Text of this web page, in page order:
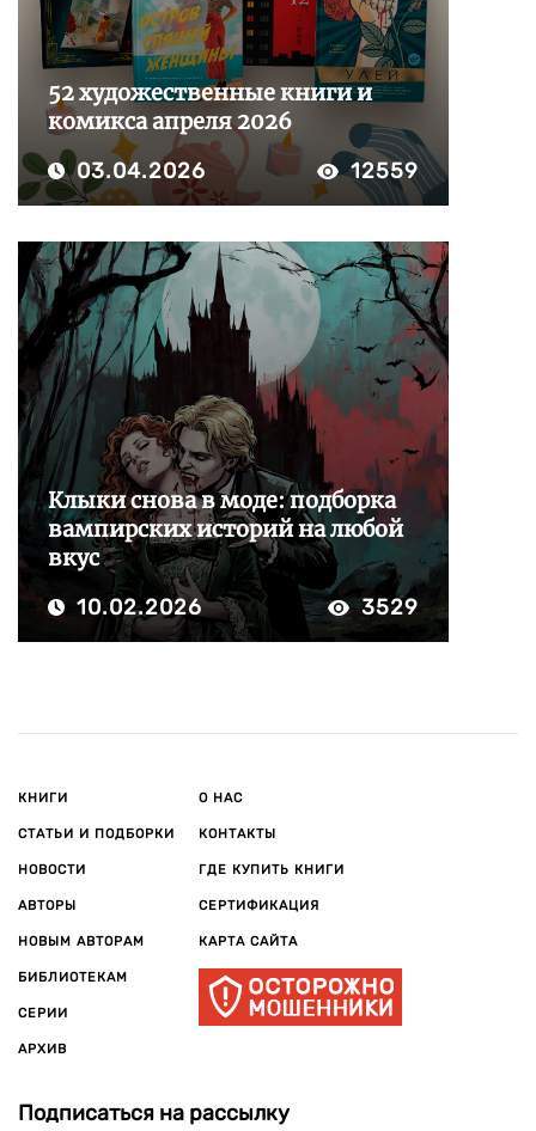
52 художественные книги и
комикса апреля 2026
03.04.2026 12559
Клыки снова в моде: подборка
вампирских историй на любой
вкус
10.02.2026 3529
КНИГИ
СТАТЬИ И ПОДБОРКИ
НОВОСТИ
АВТОРЫ
НОВЫМ АВТОРАМ
БИБЛИОТЕКАМ
СЕРИИ
АРХИВ
О НАС
КОНТАКТЫ
ГДЕ КУПИТЬ КНИГИ
СЕРТИФИКАЦИЯ
КАРТА САЙТА
Подписаться на рассылку